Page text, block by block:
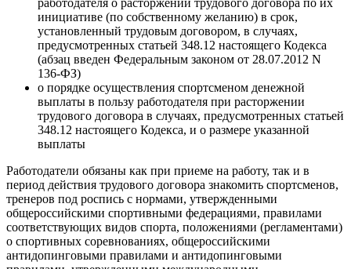
инициативе (по собственному желанию) в срок,
установленный трудовым договором, в случаях,
предусмотренных статьей 348.12 настоящего Кодекса
(абзац введен Федеральным законом от 28.07.2012 N
136-ФЗ)
о порядке осуществления спортсменом денежной
выплаты в пользу работодателя при расторжении
трудового договора в случаях, предусмотренных статьей
348.12 настоящего Кодекса, и о размере указанной
выплаты
Работодатели обязаны как при приеме на работу, так и в
период действия трудового договора знакомить спортсменов,
тренеров под роспись с нормами, утвержденными
общероссийскими спортивными федерациями, правилами
соответствующих видов спорта, положениями (регламентами)
о спортивных соревнованиях, общероссийскими
антидопинговыми правилами и антидопинговыми